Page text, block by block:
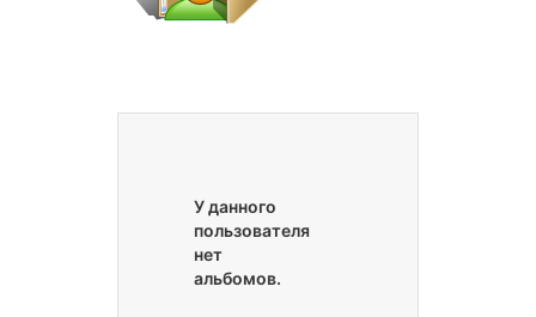
У данного
пользователя
нет
альбомов.